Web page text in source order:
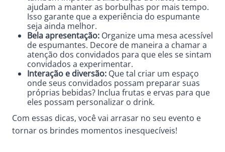
ajudam a manter as borbulhas por mais tempo.
Isso garante que a experiência do espumante
seja ainda melhor.
Bela apresentação: Organize uma mesa acessível
de espumantes. Decore de maneira a chamar a
atenção dos convidados para que eles se sintam
convidados a experimentar.
Interação e diversão: Que tal criar um espaço
onde seus convidados possam preparar suas
próprias bebidas? Inclua frutas e ervas para que
eles possam personalizar o drink.
Com essas dicas, você vai arrasar no seu evento e
tornar os brindes momentos inesquecíveis!